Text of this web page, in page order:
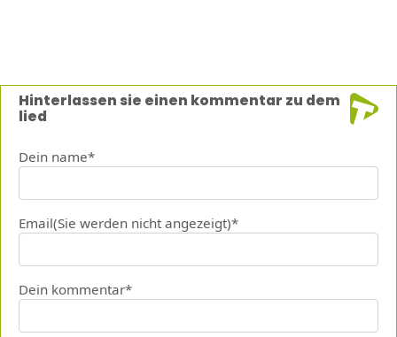
Hinterlassen sie einen kommentar zu dem
lied
Dein name*
Email(Sie werden nicht angezeigt)*
Dein kommentar*